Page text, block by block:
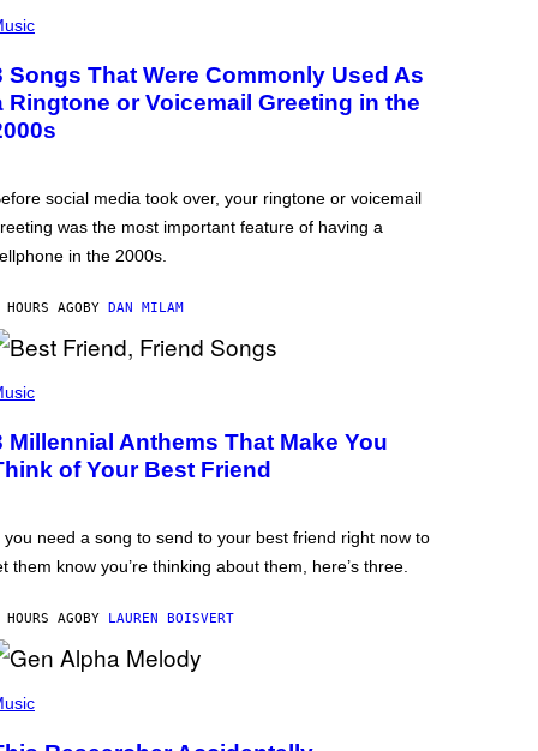
Songs That Were Commonly Used As
Ringtone or Voicemail Greeting in the
social media took over, your ringtone or voicemail
was the most important feature of having a
in the 2000s.
AGOBY DAN MILAM
Millennial Anthems That Make You
of Your Best Friend
you need a song to send to your best friend right now to
them know you’re thinking about them, here’s three.
AGOBY LAUREN BOISVERT